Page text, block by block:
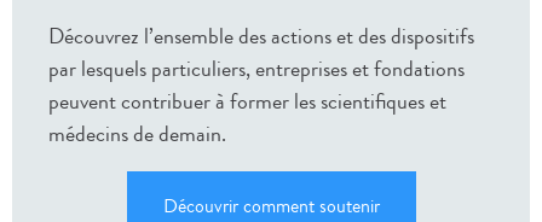
Découvrez l’ensemble des actions et des dispositifs
par lesquels particuliers, entreprises et fondations
peuvent contribuer à former les scientifiques et
médecins de demain.
Découvrir comment soutenir